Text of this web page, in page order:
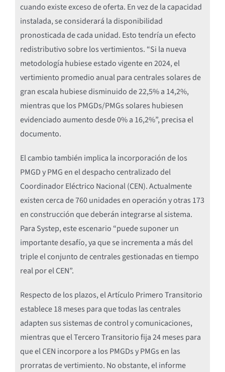
cuando existe exceso de oferta. En vez de la capacidad
instalada, se considerará la disponibilidad
pronosticada de cada unidad. Esto tendría un efecto
redistributivo sobre los vertimientos. “Si la nueva
metodología hubiese estado vigente en 2024, el
vertimiento promedio anual para centrales solares de
gran escala hubiese disminuido de 22,5% a 14,2%,
mientras que los PMGDs/PMGs solares hubiesen
evidenciado aumento desde 0% a 16,2%”, precisa el
documento.
El cambio también implica la incorporación de los
PMGD y PMG en el despacho centralizado del
Coordinador Eléctrico Nacional (CEN). Actualmente
existen cerca de 760 unidades en operación y otras 173
en construcción que deberán integrarse al sistema.
Para Systep, este escenario “puede suponer un
importante desafío, ya que se incrementa a más del
triple el conjunto de centrales gestionadas en tiempo
real por el CEN”.
Respecto de los plazos, el Artículo Primero Transitorio
establece 18 meses para que todas las centrales
adapten sus sistemas de control y comunicaciones,
mientras que el Tercero Transitorio fija 24 meses para
que el CEN incorpore a los PMGDs y PMGs en las
prorratas de vertimiento. No obstante, el informe